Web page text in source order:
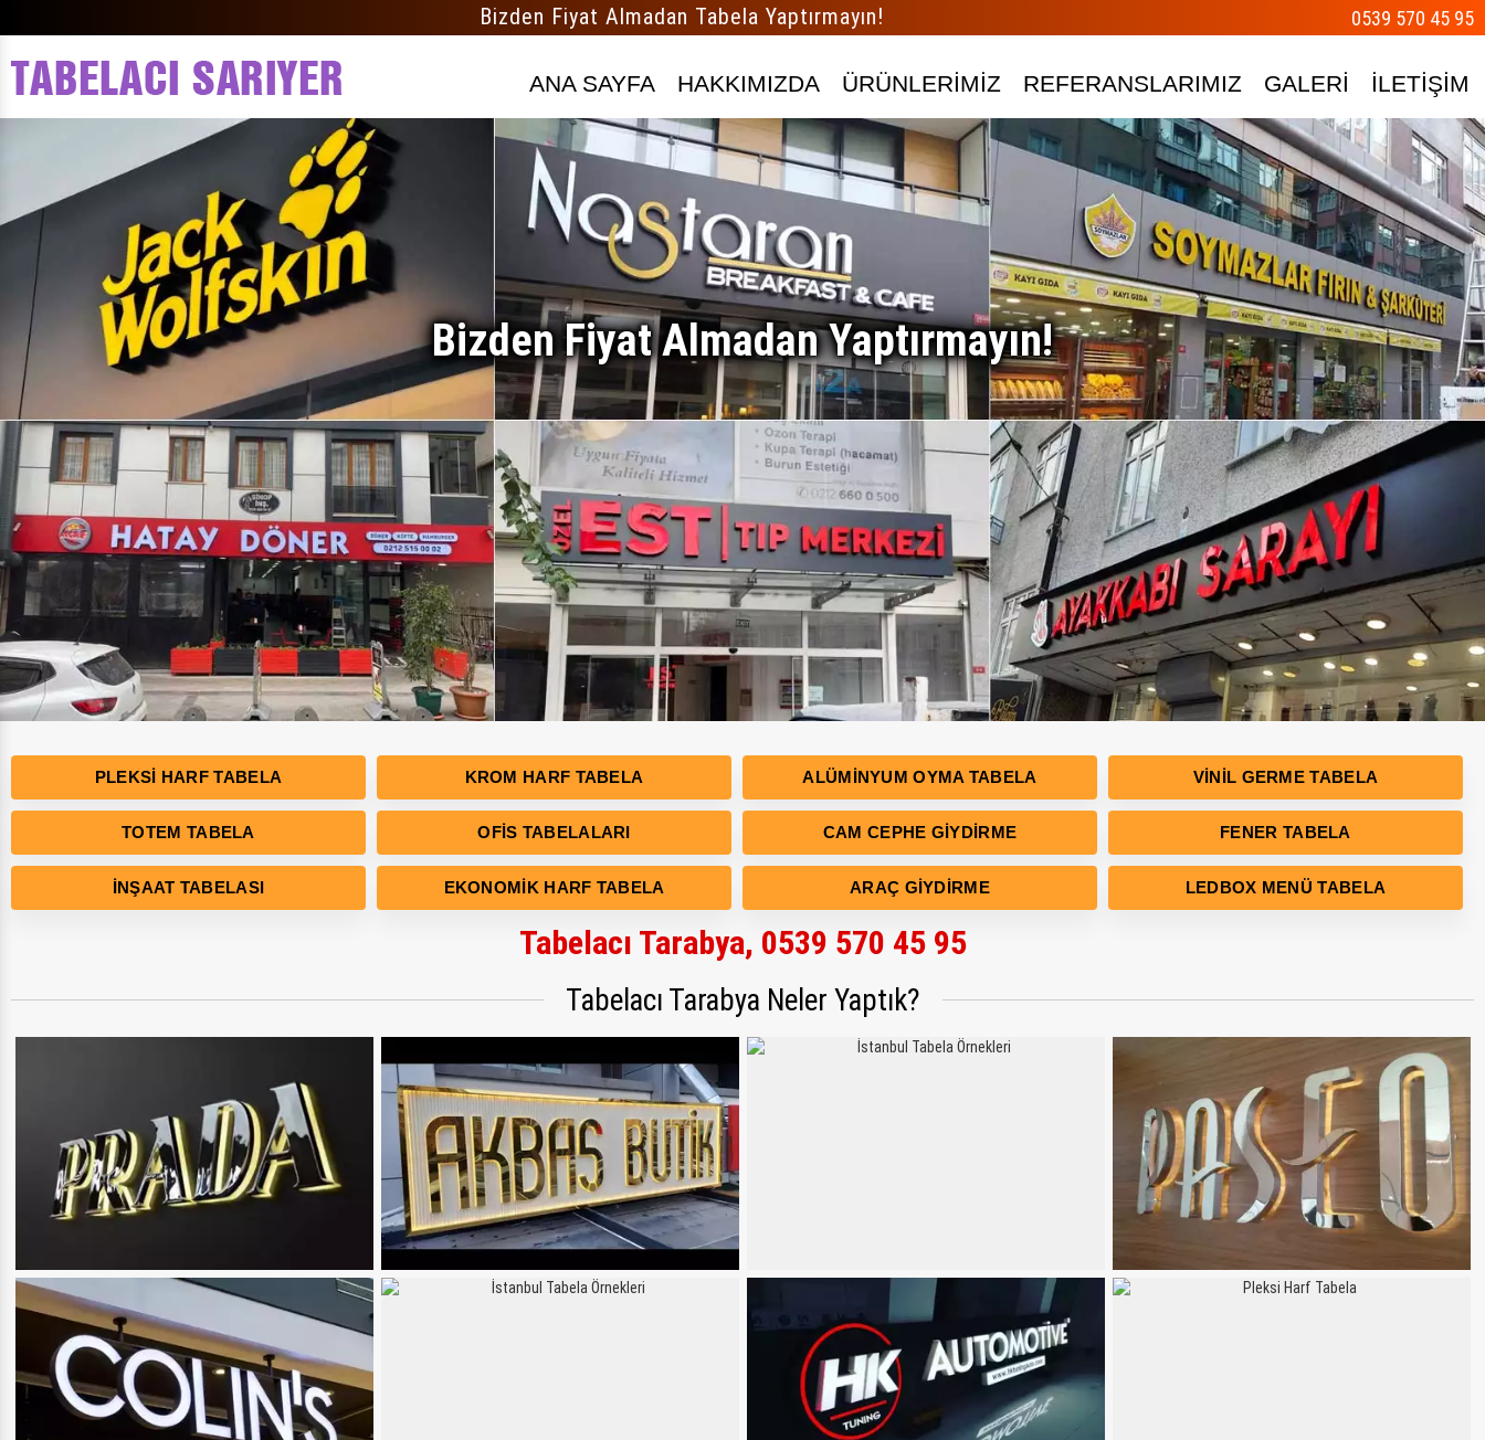
Bizden Fiyat Almadan Tabela Yaptırmayın! 0539 570 45 95
ANA SAYFA HAKKIMIZDA ÜRÜNLERİMİZ REFERANSLARIMIZ GALERİ İLETİŞİM
Bizden Fiyat Almadan Yaptırmayın!
PLEKSI HARF TABELA KROM HARF TABELA ALÜMINYUM OYMA TABELA VINIL GERME TABELA
TOTEM TABELA OFIS TABELALARI CAM CEPHE GIYDIRME FENER TABELA
İNŞAAT TABELASI EKONOMIK HARF TABELA ARAÇ GIYDIRME LEDBOX MENÜ TABELA
Tabelacı Tarabya, 0539 570 45 95
Tabelacı Tarabya Neler Yaptık?